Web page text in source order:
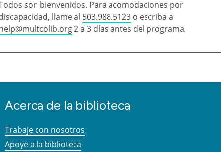
son bienvenidos. Para acomodaciones por
llame al 503.988.5123 o escriba a
2 a 3 días antes del programa.
Acerca de la biblioteca
Trabaje con nosotros
Apoye a la biblioteca